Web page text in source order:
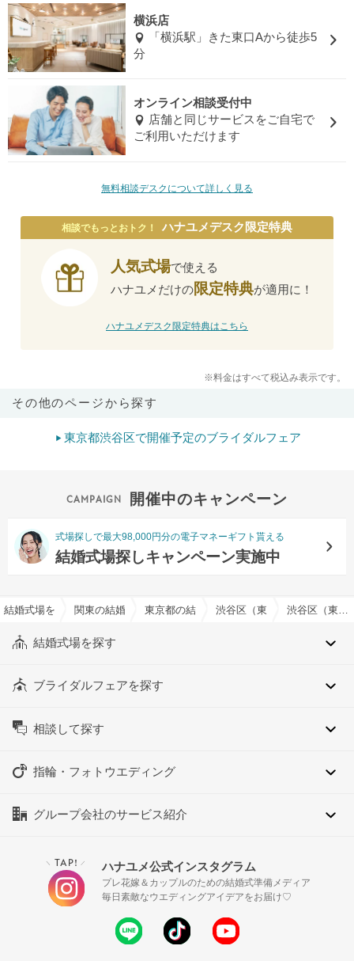
横浜店
「横浜駅」きた東口Aから徒歩5
分
オンライン相談受付中
店舗と同じサービスをご自宅で
ご利用いただけます
無料相談デスクについて詳しく見る
相談でもっとおトク！ ハナユメデスク限定特典
人気式場で使える
ハナユメだけの限定特典が適用に！
ハナユメデスク限定特典はこちら
※料金はすべて税込み表示です。
その他のページから探す
東京都渋谷区で開催予定のブライダルフェア
開催中のキャンペーン
式場探しで最大98,000円分の電子マネーギフト貰える
結婚式場探しキャンペーン実施中
結婚式場を探すならハナユメ
関東の結婚式場東京都の結婚式場渋谷区（東京都）の結婚式場
結婚式場を探す
ブライダルフェアを探す
相談して探す
指輪・フォトウエディング
グループ会社のサービス紹介
＼ TAP! ／ ハナユメ公式インスタグラム
プレ花嫁＆カップルのための結婚式準備メディア
毎日素敵なウエディングアイデアをお届け♡